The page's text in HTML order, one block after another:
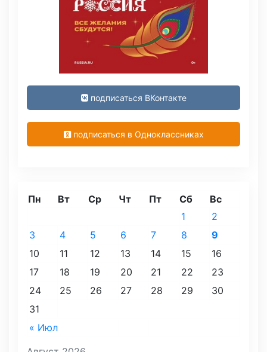
подписаться ВКонтакте
подписаться в Одноклассниках
Пн Вт Ср Чт Пт Сб Вс
« Июл
1
2
3
4 5 6 7 8
9
10
11 12 13 14 15
16
17
18 19 20 21 22
23
24
25 26 27 28 29
30
31